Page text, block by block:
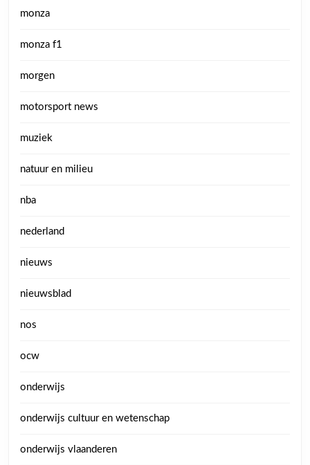
monza
monza f1
morgen
motorsport news
muziek
natuur en milieu
nba
nederland
nieuws
nieuwsblad
nos
ocw
onderwijs
onderwijs cultuur en wetenschap
onderwijs vlaanderen